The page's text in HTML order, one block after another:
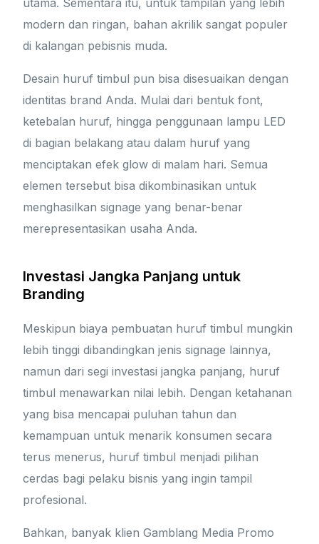
utama. Sementara itu, untuk tampilan yang lebih
modern dan ringan, bahan akrilik sangat populer
di kalangan pebisnis muda.
Desain huruf timbul pun bisa disesuaikan dengan
identitas brand Anda. Mulai dari bentuk font,
ketebalan huruf, hingga penggunaan lampu LED
di bagian belakang atau dalam huruf yang
menciptakan efek glow di malam hari. Semua
elemen tersebut bisa dikombinasikan untuk
menghasilkan signage yang benar-benar
merepresentasikan usaha Anda.
Investasi Jangka Panjang untuk
Branding
Meskipun biaya pembuatan huruf timbul mungkin
lebih tinggi dibandingkan jenis signage lainnya,
namun dari segi investasi jangka panjang, huruf
timbul menawarkan nilai lebih. Dengan ketahanan
yang bisa mencapai puluhan tahun dan
kemampuan untuk menarik konsumen secara
terus menerus, huruf timbul menjadi pilihan
cerdas bagi pelaku bisnis yang ingin tampil
profesional.
Bahkan, banyak klien Gamblang Media Promo